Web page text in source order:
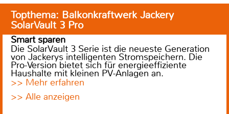
Topthema: Balkonkraftwerk Jackery
SolarVault 3 Pro
Smart sparen
Die SolarVault 3 Serie ist die neueste Generation
von Jackerys intelligenten Stromspeichern. Die
Pro-Version bietet sich für energieeffiziente
Haushalte mit kleinen PV-Anlagen an.
>> Mehr erfahren
>> Alle anzeigen